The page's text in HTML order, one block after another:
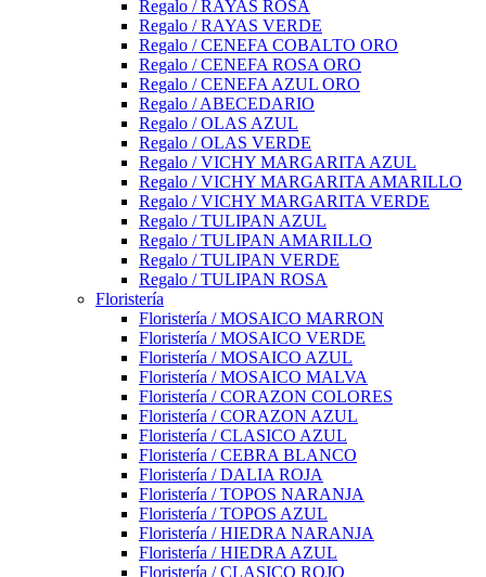
Regalo / RAYAS ROSA
Regalo / RAYAS VERDE
Regalo / CENEFA COBALTO ORO
Regalo / CENEFA ROSA ORO
Regalo / CENEFA AZUL ORO
Regalo / ABECEDARIO
Regalo / OLAS AZUL
Regalo / OLAS VERDE
Regalo / VICHY MARGARITA AZUL
Regalo / VICHY MARGARITA AMARILLO
Regalo / VICHY MARGARITA VERDE
Regalo / TULIPAN AZUL
Regalo / TULIPAN AMARILLO
Regalo / TULIPAN VERDE
Regalo / TULIPAN ROSA
Floristería
Floristería / MOSAICO MARRON
Floristería / MOSAICO VERDE
Floristería / MOSAICO AZUL
Floristería / MOSAICO MALVA
Floristería / CORAZON COLORES
Floristería / CORAZON AZUL
Floristería / CLASICO AZUL
Floristería / CEBRA BLANCO
Floristería / DALIA ROJA
Floristería / TOPOS NARANJA
Floristería / TOPOS AZUL
Floristería / HIEDRA NARANJA
Floristería / HIEDRA AZUL
Floristería / CLASICO ROJO